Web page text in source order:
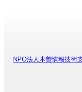
NPO法人木曽情報技術